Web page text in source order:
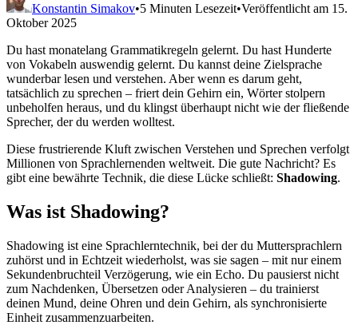
Konstantin Simakov•5 Minuten Lesezeit•Veröffentlicht am 15.
Oktober 2025
Du hast monatelang Grammatikregeln gelernt. Du hast Hunderte
von Vokabeln auswendig gelernt. Du kannst deine Zielsprache
wunderbar lesen und verstehen. Aber wenn es darum geht,
tatsächlich zu sprechen – friert dein Gehirn ein, Wörter stolpern
unbeholfen heraus, und du klingst überhaupt nicht wie der fließende
Sprecher, der du werden wolltest.
Diese frustrierende Kluft zwischen Verstehen und Sprechen verfolgt
Millionen von Sprachlernenden weltweit. Die gute Nachricht? Es
gibt eine bewährte Technik, die diese Lücke schließt: Shadowing.
Was ist Shadowing?
Shadowing ist eine Sprachlerntechnik, bei der du Muttersprachlern
zuhörst und in Echtzeit wiederholst, was sie sagen – mit nur einem
Sekundenbruchteil Verzögerung, wie ein Echo. Du pausierst nicht
zum Nachdenken, Übersetzen oder Analysieren – du trainierst
deinen Mund, deine Ohren und dein Gehirn, als synchronisierte
Einheit zusammenzuarbeiten.